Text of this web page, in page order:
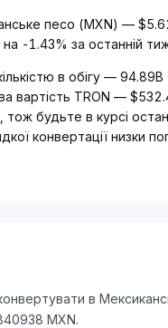
песо (MXN) —
-1.43% за останній
в обігу —
вартість TRON —
будьте в курсі
конвертації низки
в
MXN.